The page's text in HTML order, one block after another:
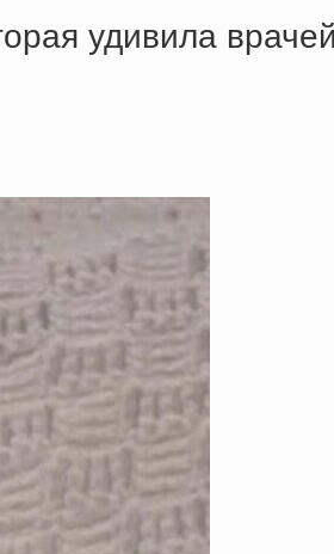
удивила врачей